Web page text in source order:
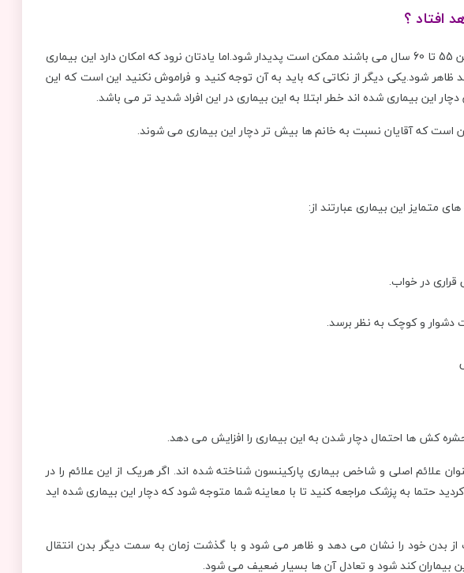
افتاد ؟
معمولا این بیماری در افرادی که سن آن ها بین 55 تا 60 سال می باشند ممکن است پدیدار شود.اما یادتان نرود که امکان دارد این بیماری
ظاهر شود.یکی دیگر از نکاتی که باید به آن توجه کنید و فراموش نکنید این است که این
این بیماری شده اند خطر ابتلا به این بیماری در این افراد شدید تر می باشد.
است که آقایان نسبت به خانم ها بیش تر دچار این بیماری می شوند.
متمایز این بیماری عبارتند از:
در خواب.
و کوچک به نظر برسد.
حشره کش ها احتمال دچار شدن به این بیماری را افزایش می دهد.
علائم اصلی و شاخص بیماری پارکینسون شناخته شده اند. اگر هریک از این علائم را در
حتما به پزشک مراجعه کنید تا با معاینه شما متوجه شود که دچار این بیماری شده اید
از بدن خود را نشان می دهد و ظاهر می شود و با گذشت زمان به سمت دیگر بدن انتقال
بیماران کند شود و تعادل آن ها بسیار ضعیف می شود.